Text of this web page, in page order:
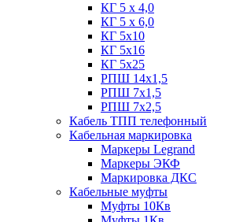
КГ 5 х 4,0
КГ 5 х 6,0
КГ 5х10
КГ 5х16
КГ 5х25
РПШ 14х1,5
РПШ 7х1,5
РПШ 7х2,5
Кабель ТПП телефонный
Кабельная маркировка
Маркеры Legrand
Маркеры ЭКФ
Маркировка ДКС
Кабельные муфты
Муфты 10Кв